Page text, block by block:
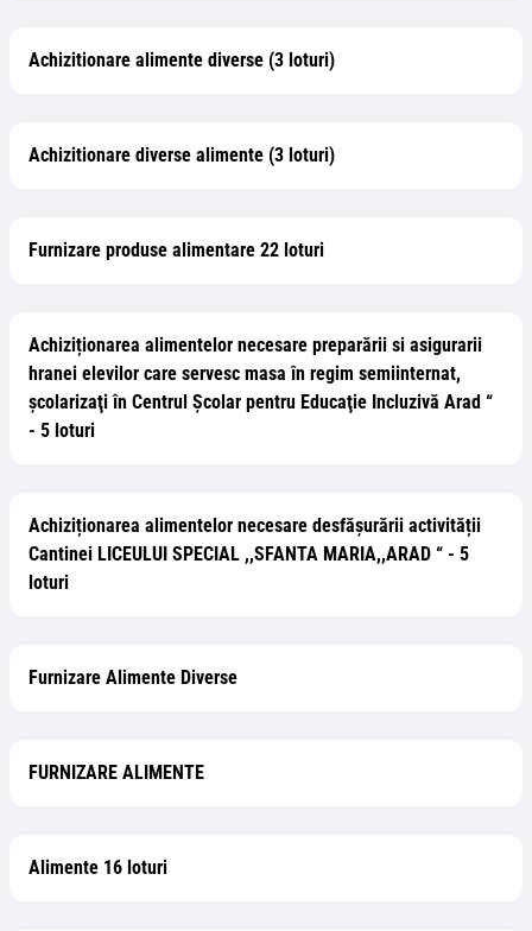
Achizitionare alimente diverse (3 loturi)
Achizitionare diverse alimente (3 loturi)
Furnizare produse alimentare 22 loturi
Achiziționarea alimentelor necesare preparării si asigurarii
hranei elevilor care servesc masa în regim semiinternat,
şcolarizaţi în Centrul Şcolar pentru Educaţie Incluzivă Arad “
- 5 loturi
Achiziționarea alimentelor necesare desfășurării activității
Cantinei LICEULUI SPECIAL ,,SFANTA MARIA,,ARAD “ - 5
loturi
Furnizare Alimente Diverse
FURNIZARE ALIMENTE
Alimente 16 loturi